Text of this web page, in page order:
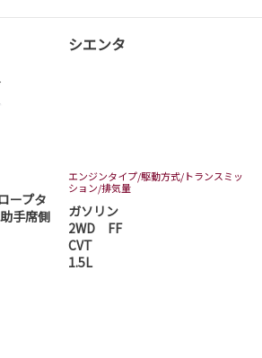
シエンタ
ープタ
手席側
エンジンタイプ/駆動方式/トランスミッ
ション/排気量
ガソリン
2WD FF
CVT
1.5L